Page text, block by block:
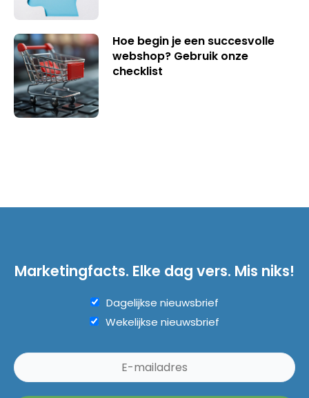
Hoe begin je een succesvolle
webshop? Gebruik onze
checklist
Marketingfacts. Elke dag vers. Mis niks!
Dagelijkse nieuwsbrief
Wekelijkse nieuwsbrief